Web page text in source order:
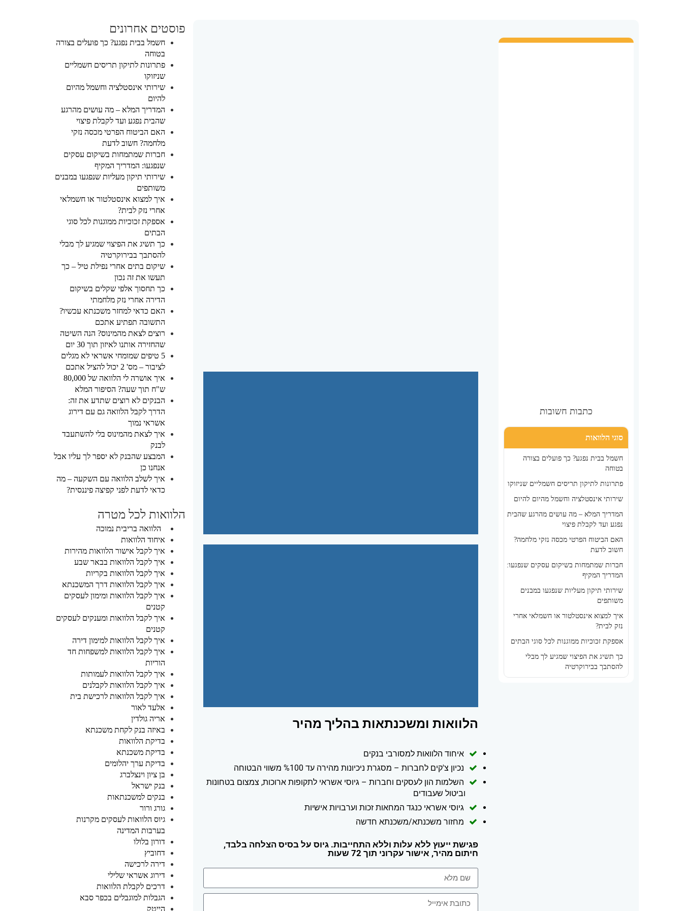
הלוואות ומשכנתאות בהליך מהיר
איחוד הלוואות למסורבי בנקים
נכיון צ'קים לחברות – מסגרת ניכיונות מהירה עד %100 משווי הבטוחה
השלמות הון לעסקים וחברות – גיוסי אשראי לתקופות ארוכות, צמצום בטחונות
וביטול שעבודים
גיוסי אשראי כנגד המחאות זכות וערבויות אישיות
מחזור משכנתא/משכנתא חדשה
פגישת ייעוץ ללא עלות וללא התחייבות. גיוס על בסיס הצלחה בלבד,
חיתום מהיר, אישור עקרוני תוך 72 שעות
כתבות חשובות
סוגי הלוואות
חשמל בבית נפגע? כך פועלים בצורה
בטוחה
פתרונות לתיקון תריסים חשמליים שניזוקו
שירותי אינסטלציה וחשמל מהיום להיום
המדריך המלא – מה עושים מהרגע שהבית
נפגע ועד לקבלת פיצוי
האם הביטוח הפרטי מכסה נזקי מלחמה?
חשוב לדעת
חברות שמתמחות בשיקום עסקים שנפגעו:
המדריך המקיף
שירותי תיקון מעליות שנפגעו במבנים
משותפים
איך למצוא אינסטלטור או חשמלאי אחרי
נזק לבית?
אספקת זכוכיות ממוגנות לכל סוגי הבתים
כך תשיג את הפיצוי שמגיע לך מבלי
להסתבך בבירוקרטיה
פוסטים אחרונים
חשמל בבית נפגע? כך פועלים בצורה
בטוחה
פתרונות לתיקון תריסים חשמליים
שניזוקו
שירותי אינסטלציה וחשמל מהיום
להיום
המדריך המלא – מה עושים מהרגע
שהבית נפגע ועד לקבלת פיצוי
האם הביטוח הפרטי מכסה נזקי
מלחמה? חשוב לדעת
חברות שמתמחות בשיקום עסקים
שנפגעו: המדריך המקיף
שירותי תיקון מעליות שנפגעו במבנים
משותפים
איך למצוא אינסטלטור או חשמלאי
אחרי נזק לבית?
אספקת זכוכיות ממוגנות לכל סוגי
הבתים
כך תשיג את הפיצוי שמגיע לך מבלי
להסתבך בבירוקרטיה
שיקום בתים אחרי נפילת טיל – כך
תעשו את זה נכון
כך תחסוך אלפי שקלים בשיקום
הדירה אחרי נזק מלחמתי
האם כדאי למחזר משכנתא עכשיו?
התשובה תפתיע אתכם
רוצים לצאת מהמינוס? הנה השיטה
שהחזירה אותנו לאיזון תוך 30 יום
5 טיפים שמומחי אשראי לא מגלים
לציבור – מס' 2 יכול להציל אתכם
איך אושרה לי הלוואה של 80,000
ש"ח תוך שעה? הסיפור המלא
הבנקים לא רוצים שתדע את זה:
הדרך לקבל הלוואה גם עם דירוג
אשראי נמוך
איך לצאת מהמינוס בלי להשתעבד
לבנק
המבצע שהבנק לא יספר לך עליו אבל
אנחנו כן
איך לשלב הלוואה עם השקעה – מה
כדאי לדעת לפני קפיצה פיננסית?
הלוואות לכל מטרה
הלוואה בריבית נמוכה
איחוד הלוואות
איך לקבל אישור הלוואות מהירות
איך לקבל הלוואות בבאר שבע
איך לקבל הלוואות בקריות
איך לקבל הלוואות דרך המשכנתא
איך לקבל הלוואות ומימון לעסקים
קטנים
איך לקבל הלוואות ומענקים לעסקים
קטנים
איך לקבל הלוואות למימון דירה
איך לקבל הלוואות למשפחות חד
הוריות
איך לקבל הלוואות לעמותות
איך לקבל הלוואות לקבלנים
איך לקבל הלוואות לרכישת בית
אלעד לאור
אריה גולדין
באיזה בנק לקחת משכנתא
בדיקת הלוואות
בדיקת משכנתא
בדיקת ערך יהלומים
בן ציון וינצלברג
בנק ישראל
בנקים למשכנתאות
גורג ורור
גיוס הלוואות לעסקים מקרנות
בערבות המדינה
דורון בלולו
דחוביץ
דירה לרכישה
דירוג אשראי שלילי
דרכים לקבלת הלוואות
הגבלות למוגבלים בכפר סבא
הייטק